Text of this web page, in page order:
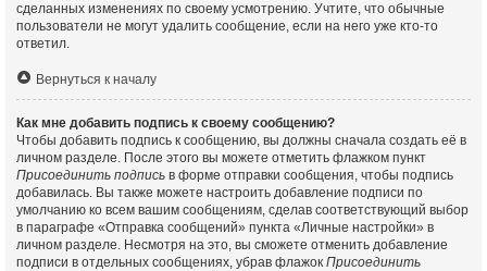
сделанных изменениях по своему усмотрению. Учтите, что обычные
пользователи не могут удалить сообщение, если на него уже кто-то
ответил.
Вернуться к началу
Как мне добавить подпись к своему сообщению?
Чтобы добавить подпись к сообщению, вы должны сначала создать её в
личном разделе. После этого вы можете отметить флажком пункт
Присоединить подпись в форме отправки сообщения, чтобы подпись
добавилась. Вы также можете настроить добавление подписи по
умолчанию ко всем вашим сообщениям, сделав соответствующий выбор
в параграфе «Отправка сообщений» пункта «Личные настройки» в
личном разделе. Несмотря на это, вы сможете отменить добавление
подписи в отдельных сообщениях, убрав флажок Присоединить